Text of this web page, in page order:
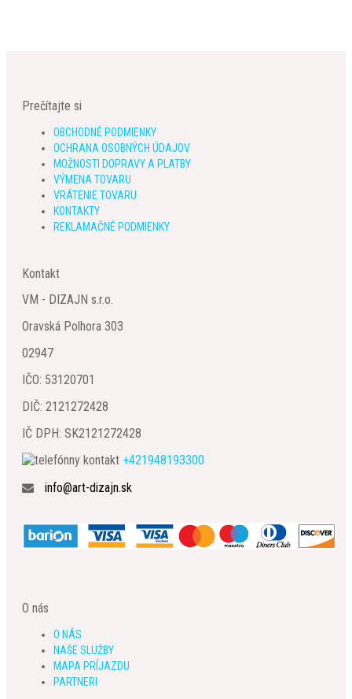
Prečítajte si
OBCHODNÉ PODMIENKY
OCHRANA OSOBNÝCH ÚDAJOV
MOŽNOSTI DOPRAVY A PLATBY
VÝMENA TOVARU
VRÁTENIE TOVARU
KONTAKTY
REKLAMAČNÉ PODMIENKY
Kontakt
VM - DIZAJN s.r.o.
Oravská Polhora 303
02947
IČO: 53120701
DIČ: 2121272428
IČ DPH: SK2121272428
+421948193300
info@art-dizajn.sk
O nás
O NÁS
NAŠE SLUŽBY
MAPA PRÍJAZDU
PARTNERI